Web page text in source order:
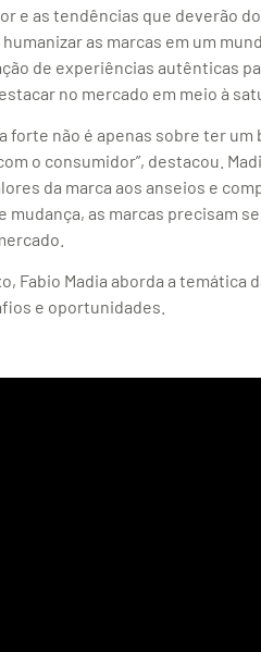
e as tendências que deverão
as marcas em um
de experiências autênticas
no mercado em meio à
forte não é apenas sobre ter
o consumidor”, destacou.
da marca aos anseios e
as marcas precisam
Fabio Madia aborda a temática
e oportunidades.